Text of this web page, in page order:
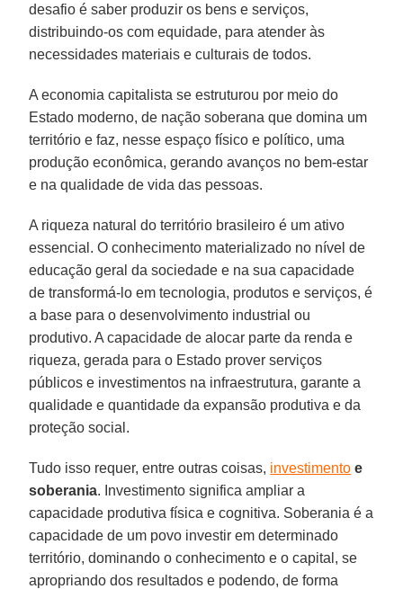
desafio é saber produzir os bens e serviços,
distribuindo-os com equidade, para atender às
necessidades materiais e culturais de todos.
A economia capitalista se estruturou por meio do
Estado moderno, de nação soberana que domina um
território e faz, nesse espaço físico e político, uma
produção econômica, gerando avanços no bem-estar
e na qualidade de vida das pessoas.
A riqueza natural do território brasileiro é um ativo
essencial. O conhecimento materializado no nível de
educação geral da sociedade e na sua capacidade
de transformá-lo em tecnologia, produtos e serviços, é
a base para o desenvolvimento industrial ou
produtivo. A capacidade de alocar parte da renda e
riqueza, gerada para o Estado prover serviços
públicos e investimentos na infraestrutura, garante a
qualidade e quantidade da expansão produtiva e da
proteção social.
Tudo isso requer, entre outras coisas, investimento e
soberania. Investimento significa ampliar a
capacidade produtiva física e cognitiva. Soberania é a
capacidade de um povo investir em determinado
território, dominando o conhecimento e o capital, se
apropriando dos resultados e podendo, de forma